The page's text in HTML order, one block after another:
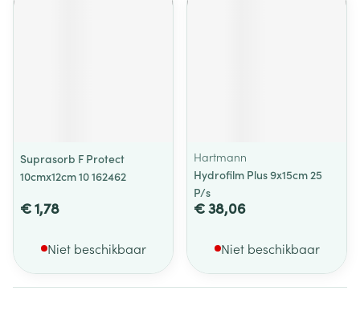
Suprasorb F Protect
10cmx12cm 10 162462
€ 1,78
Niet beschikbaar
Hartmann
Hydrofilm Plus 9x15cm 25
P/s
€ 38,06
Niet beschikbaar